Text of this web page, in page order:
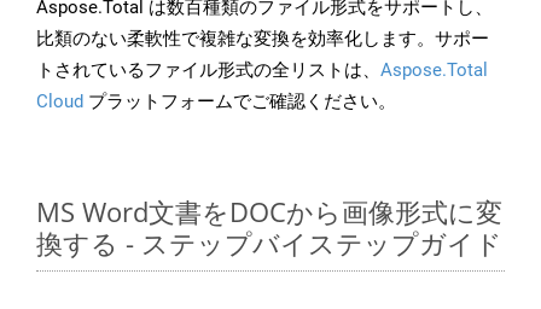
Aspose.Total は数百種類のファイル形式をサポートし、
比類のない柔軟性で複雑な変換を効率化します。サポー
トされているファイル形式の全リストは、 Aspose.Total
Cloud プラットフォームでご確認ください。
MS Word文書をDOCから画像形式に変
換する - ステップバイステップガイド